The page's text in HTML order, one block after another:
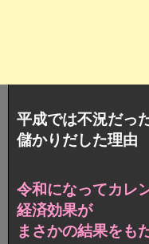
平成では不況だっ
儲かりだした理由
令和になってカレ
経済効果が
まさかの結果を